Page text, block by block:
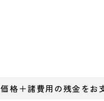
格＋諸費用の残金をお